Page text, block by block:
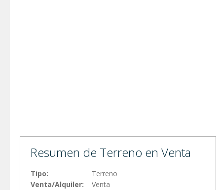
Resumen de Terreno en Venta
Tipo:
Terreno
Venta/Alquiler:
Venta